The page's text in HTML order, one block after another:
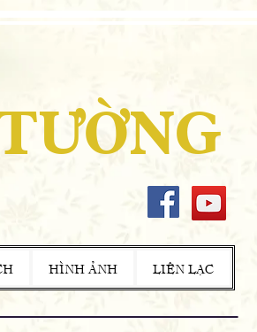
HÌNH ẢNH LIÊN LẠC